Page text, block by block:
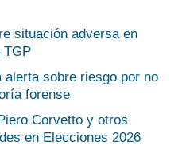
situación adversa en
TGP
alerta sobre riesgo por no
forense
Corvetto y otros
en Elecciones 2026